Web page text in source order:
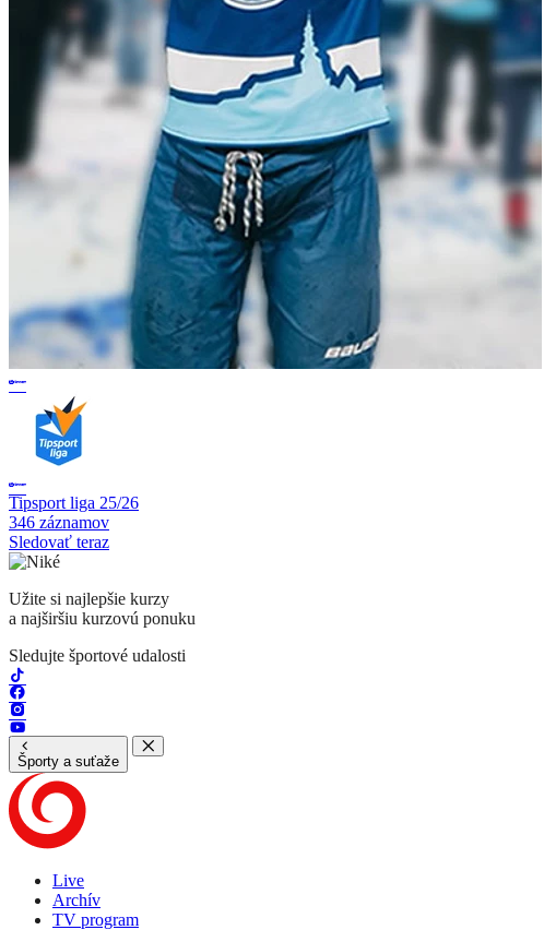
Tipsport liga 25/26
346 záznamov
Sledovať teraz
Užite si najlepšie kurzy
a najširšiu kurzovú ponuku
Sledujte športové udalosti
Športy a suťaže
Live
Archív
TV program